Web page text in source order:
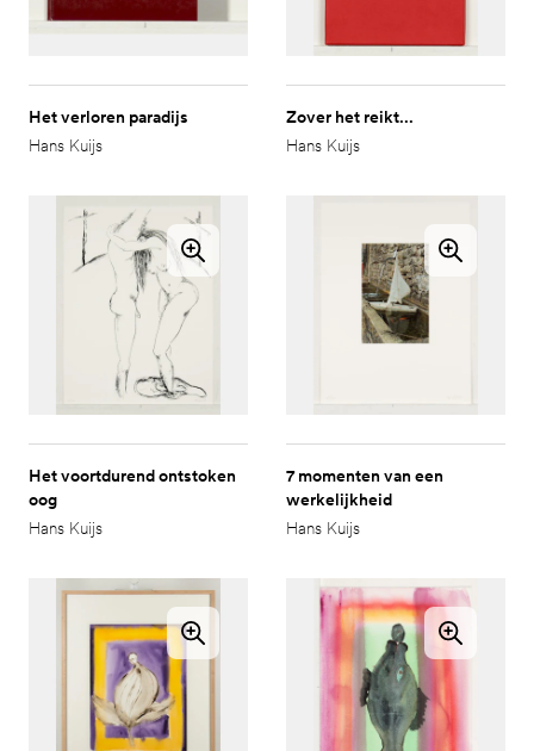
Het verloren paradijs
Hans Kuijs
Zover het reikt...
Hans Kuijs
Het voortdurend ontstoken
oog
Hans Kuijs
7 momenten van een
werkelijkheid
Hans Kuijs